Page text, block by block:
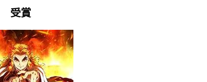
受賞